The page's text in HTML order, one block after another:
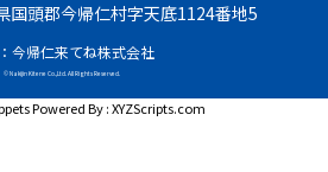
国頭郡今帰仁村字天底1124番地5
今帰仁来てね株式会社
© Nakijin Kitene Co.,Ltd. All Rights Reserved.
Powered By :XYZScripts.com